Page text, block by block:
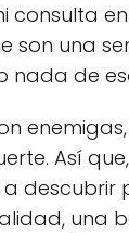
consulta en
son una
nada de
Así
descubrir
una